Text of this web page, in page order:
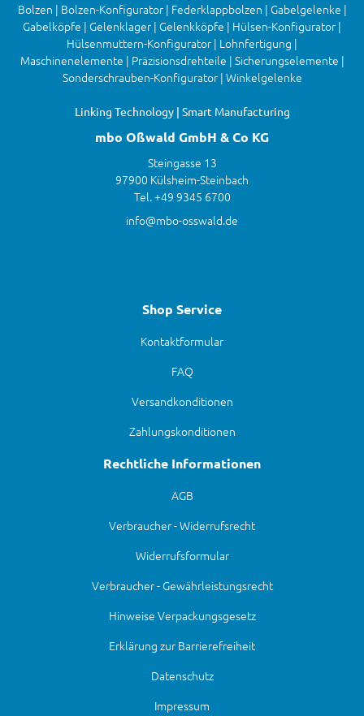
Bolzen | Bolzen-Konfigurator | Federklappbolzen | Gabelgelenke |
Gabelköpfe | Gelenklager | Gelenkköpfe | Hülsen-Konfigurator |
Hülsenmuttern-Konfigurator | Lohnfertigung |
Maschinenelemente | Präzisionsdrehteile | Sicherungselemente |
Sonderschrauben-Konfigurator | Winkelgelenke
Linking Technology | Smart Manufacturing
mbo Oßwald GmbH & Co KG
Steingasse 13
97900 Külsheim-Steinbach
Tel. +49 9345 6700
info@mbo-osswald.de
Shop Service
Kontaktformular
FAQ
Versandkonditionen
Zahlungskonditionen
Rechtliche Informationen
AGB
Verbraucher - Widerrufsrecht
Widerrufsformular
Verbraucher - Gewährleistungsrecht
Hinweise Verpackungsgesetz
Erklärung zur Barrierefreiheit
Datenschutz
Impressum